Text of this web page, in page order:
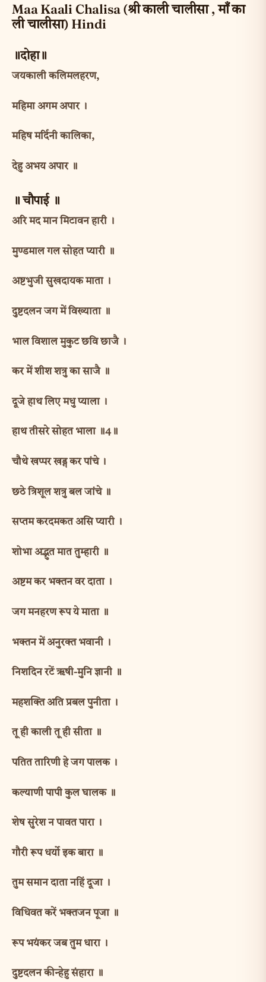
Maa Kaali Chalisa (श्री काली चालीसा , माँ का
ली चालीसा) Hindi
॥दोहा॥
जयकाली कलिमलहरण,
महिमा अगम अपार ।
महिष मर्दिनी कालिका,
देहु अभय अपार ॥
॥ चौपाई ॥
अरि मद मान मिटावन हारी ।
मुण्डमाल गल सोहत प्यारी ॥
अष्टभुजी सुखदायक माता ।
दुष्टदलन जग में विख्याता ॥
भाल विशाल मुकुट छवि छाजै ।
कर में शीश शत्रु का साजै ॥
दूजे हाथ लिए मधु प्याला ।
हाथ तीसरे सोहत भाला ॥4॥
चौथे खप्पर खड्ग कर पांचे ।
छठे त्रिशूल शत्रु बल जांचे ॥
सप्तम करदमकत असि प्यारी ।
शोभा अद्भुत मात तुम्हारी ॥
अष्टम कर भक्तन वर दाता ।
जग मनहरण रूप ये माता ॥
भक्तन में अनुरक्त भवानी ।
निशदिन रटें ॠषी-मुनि ज्ञानी ॥
महशक्ति अति प्रबल पुनीता ।
तू ही काली तू ही सीता ॥
पतित तारिणी हे जग पालक ।
कल्याणी पापी कुल घालक ॥
शेष सुरेश न पावत पारा ।
गौरी रूप धर्यो इक बारा ॥
तुम समान दाता नहिं दूजा ।
विधिवत करें भक्तजन पूजा ॥
रूप भयंकर जब तुम धारा ।
दुष्टदलन कीन्हेहु संहारा ॥